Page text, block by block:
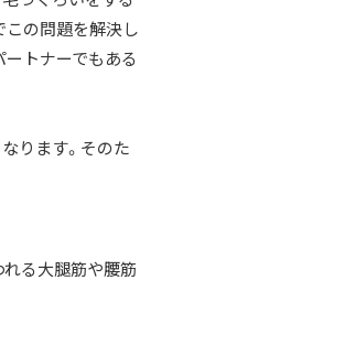
の問題を解決し
トナーでもある
ります。そのた
る大腿筋や腰筋